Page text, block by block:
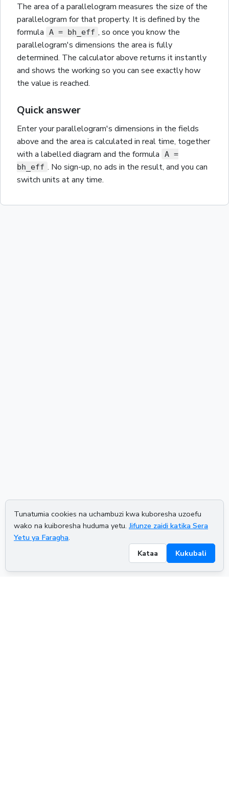
The area of a parallelogram measures the size of the
parallelogram for that property. It is defined by the
formula
A = bh_eff ,so once you know the
parallelogram's dimensions the area is fully
determined. The calculator above returns it instantly
and shows the working so you can see exactly how
the value is reached.
Quick answer
Enter yourparallelogram's dimensions in the fields
above and the area is calculated in real time, together
with a labelled diagram and the formula
A =
bh_eff . No sign-up, no ads in the result, and you can
switch units at any time.
Tunatumia cookies na uchambuzi kwa kuboresha uzoefu
wako na kuiboresha huduma yetu. Jifunze zaidi katika Sera
Yetu ya Faragha.
Kataa
Kukubali